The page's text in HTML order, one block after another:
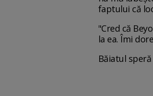
faptului că
"Cred că
la ea. Îmi
Băiatul